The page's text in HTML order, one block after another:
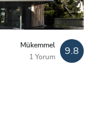
Mükemmel
1 Yorum
9.8